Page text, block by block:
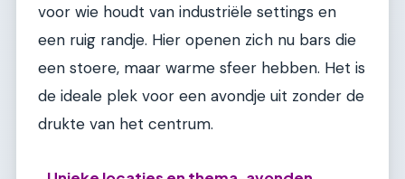
voor wie houdt van industriële settings en
een ruig randje. Hier openen zich nu bars die
een stoere, maar warme sfeer hebben. Het is
de ideale plek voor een avondje uit zonder de
drukte van het centrum.